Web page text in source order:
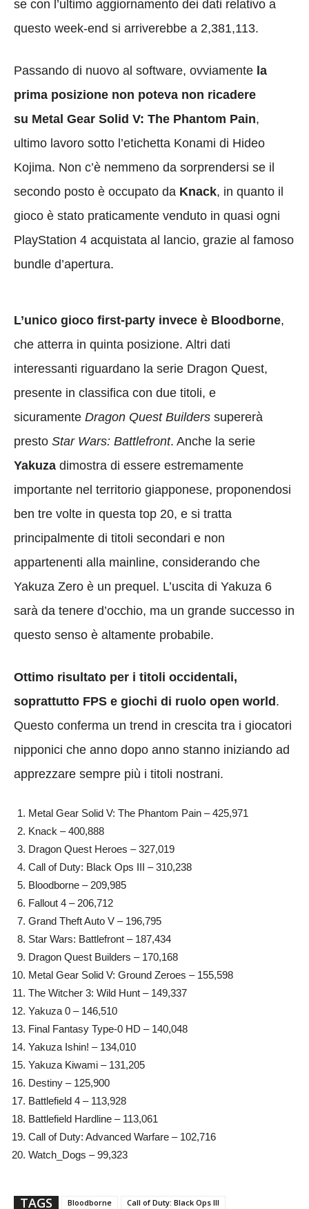
se con l’ultimo aggiornamento dei dati relativo a
questo week-end si arriverebbe a 2,381,113.
Passando di nuovo al software, ovviamente la
prima posizione non poteva non ricadere
su Metal Gear Solid V: The Phantom Pain,
ultimo lavoro sotto l’etichetta Konami di Hideo
Kojima. Non c’è nemmeno da sorprendersi se il
secondo posto è occupato da Knack, in quanto il
gioco è stato praticamente venduto in quasi ogni
PlayStation 4 acquistata al lancio, grazie al famoso
bundle d’apertura.
L’unico gioco first-party invece è Bloodborne,
che atterra in quinta posizione. Altri dati
interessanti riguardano la serie Dragon Quest,
presente in classifica con due titoli, e
sicuramente Dragon Quest Builders supererà
presto Star Wars: Battlefront. Anche la serie
Yakuza dimostra di essere estremamente
importante nel territorio giapponese, proponendosi
ben tre volte in questa top 20, e si tratta
principalmente di titoli secondari e non
appartenenti alla mainline, considerando che
Yakuza Zero è un prequel. L’uscita di Yakuza 6
sarà da tenere d’occhio, ma un grande successo in
questo senso è altamente probabile.
Ottimo risultato per i titoli occidentali,
soprattutto FPS e giochi di ruolo open world.
Questo conferma un trend in crescita tra i giocatori
nipponici che anno dopo anno stanno iniziando ad
apprezzare sempre più i titoli nostrani.
Metal Gear Solid V: The Phantom Pain – 425,971
Knack – 400,888
Dragon Quest Heroes – 327,019
Call of Duty: Black Ops III – 310,238
Bloodborne – 209,985
Fallout 4 – 206,712
Grand Theft Auto V – 196,795
Star Wars: Battlefront – 187,434
Dragon Quest Builders – 170,168
Metal Gear Solid V: Ground Zeroes – 155,598
The Witcher 3: Wild Hunt – 149,337
Yakuza 0 – 146,510
Final Fantasy Type-0 HD – 140,048
Yakuza Ishin! – 134,010
Yakuza Kiwami – 131,205
Destiny – 125,900
Battlefield 4 – 113,928
Battlefield Hardline – 113,061
Call of Duty: Advanced Warfare – 102,716
Watch_Dogs – 99,323
TAGS Bloodborne Call of Duty: Black Ops III